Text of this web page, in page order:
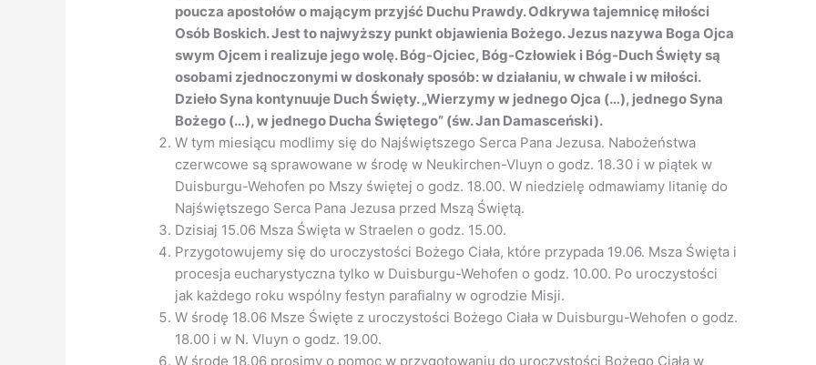
poucza apostołów o mającym przyjść Duchu Prawdy. Odkrywa tajemnicę miłości
Osób Boskich. Jest to najwyższy punkt objawienia Bożego. Jezus nazywa Boga Ojca
swym Ojcem i realizuje jego wolę. Bóg-Ojciec, Bóg-Człowiek i Bóg-Duch Święty są
osobami zjednoczonymi w doskonały sposób: w działaniu, w chwale i w miłości.
Dzieło Syna kontynuuje Duch Święty. „Wierzymy w jednego Ojca (…), jednego Syna
Bożego (…), w jednego Ducha Świętego” (św. Jan Damasceński).
W tym miesiącu modlimy się do Najświętszego Serca Pana Jezusa. Nabożeństwa
czerwcowe są sprawowane w środę w Neukirchen-Vluyn o godz. 18.30 i w piątek w
Duisburgu-Wehofen po Mszy świętej o godz. 18.00. W niedzielę odmawiamy litanię do
Najświętszego Serca Pana Jezusa przed Mszą Świętą.
Dzisiaj 15.06 Msza Święta w Straelen o godz. 15.00.
Przygotowujemy się do uroczystości Bożego Ciała, które przypada 19.06. Msza Święta i
procesja eucharystyczna tylko w Duisburgu-Wehofen o godz. 10.00. Po uroczystości
jak każdego roku wspólny festyn parafialny w ogrodzie Misji.
W środę 18.06 Msze Święte z uroczystości Bożego Ciała w Duisburgu-Wehofen o godz.
18.00 i w N. Vluyn o godz. 19.00.
W środę 18.06 prosimy o pomoc w przygotowaniu do uroczystości Bożego Ciała w